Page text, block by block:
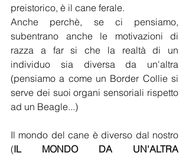
preistorico, è il cane ferale.
Anche perchè, se ci pensiamo,
subentrano anche le motivazioni di
razza a far si che la realtà di un
individuo sia diversa da un'altra
(pensiamo a come un Border Collie si
serve dei suoi organi sensoriali rispetto
ad un Beagle...)
Il mondo del cane è diverso dal nostro
(IL MONDO DA UN'ALTRA